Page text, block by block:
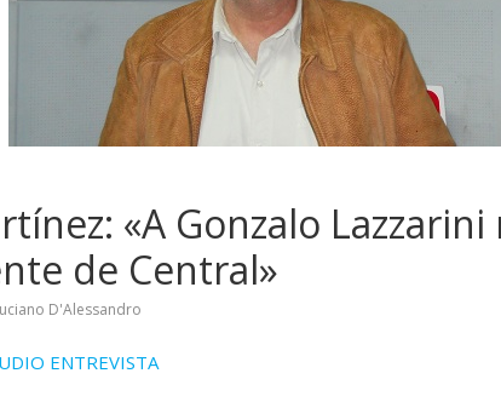
«A Gonzalo Lazzarini
de Central»
D'Alessandro
ENTREVISTA